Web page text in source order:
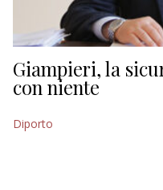
TURISMO
CULTURA
NAUTICA
EDITORIALI
Giampieri, la
con niente
Diporto